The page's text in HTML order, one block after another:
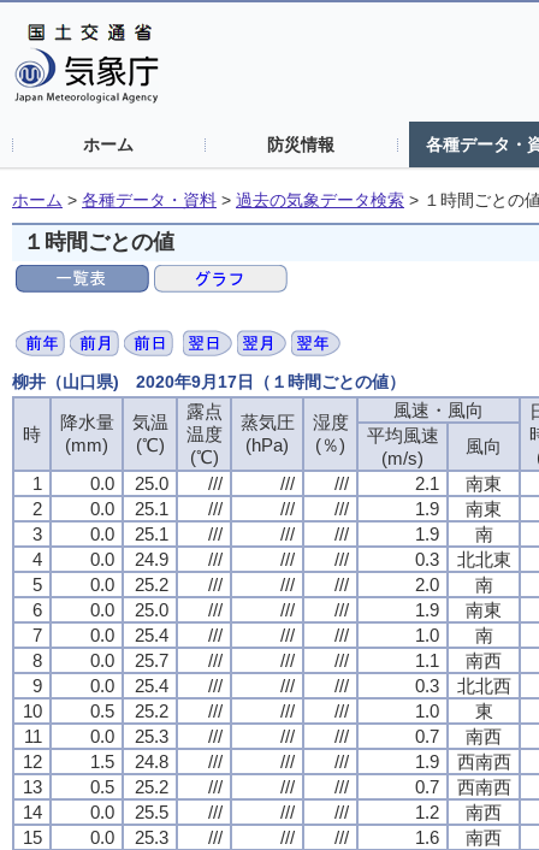
ホーム 防災情報 各種データ・
ホーム > 各種データ・資料 > 過去の気象データ検索 > １時間ごとの
１時間ごとの値
柳井（山口県) 2020年9月17日（１時間ごとの値）
時
降水量
(mm)
気温
(℃)
露点
温度
(℃)
蒸気圧
(hPa)
湿度
(％)
風速・風向
平均風速
(m/s)
風向
1
0.0 25.0 /// /// /// 2.1
南東
2
0.0 25.1 /// /// /// 1.9
南東
3
0.0 25.1 /// /// /// 1.9
南
4
0.0 24.9 /// /// /// 0.3
北北東
5
0.0 25.2 /// /// /// 2.0
南
6
0.0 25.0 /// /// /// 1.9
南東
7
0.0 25.4 /// /// /// 1.0
南
8
0.0 25.7 /// /// /// 1.1
南西
9
0.0 25.4 /// /// /// 0.3
北北西
10
0.5 25.2 /// /// /// 1.0
東
11
0.0 25.3 /// /// /// 0.7
南西
12
1.5 24.8 /// /// /// 1.9
西南西
13
0.5 25.2 /// /// /// 0.7
西南西
14
0.0 25.5 /// /// /// 1.2
南西
15
0.0 25.3 /// /// /// 1.6
南西
時
降水量
(mm)
気温
(℃)
露点
温度
(℃)
蒸気圧
(hPa)
湿度
(％)
風速・風向
平均風速
(m/s)
風向
1
0.0 25.0 /// /// /// 2.1
南東
2
0.0 25.1 /// /// /// 1.9
南東
3
0.0 25.1 /// /// /// 1.9
南
4
0.0 24.9 /// /// /// 0.3
北北東
5
0.0 25.2 /// /// /// 2.0
南
6
0.0 25.0 /// /// /// 1.9
南東
7
0.0 25.4 /// /// /// 1.0
南
8
0.0 25.7 /// /// /// 1.1
南西
9
0.0 25.4 /// /// /// 0.3
北北西
10
0.5 25.2 /// /// /// 1.0
東
11
0.0 25.3 /// /// /// 0.7
南西
12
1.5 24.8 /// /// /// 1.9
西南西
13
0.5 25.2 /// /// /// 0.7
西南西
14
0.0 25.5 /// /// /// 1.2
南西
15
0.0 25.3 /// /// /// 1.6
南西
時
降水量
(mm)
気温
(℃)
露点
温度
(℃)
蒸気圧
(hPa)
湿度
(％)
風速・風向
平均風速
(m/s)
風向
1
0.0 25.0 /// /// /// 2.1
南東
2
0.0 25.1 /// /// /// 1.9
南東
3
0.0 25.1 /// /// /// 1.9
南
4
0.0 24.9 /// /// /// 0.3
北北東
5
0.0 25.2 /// /// /// 2.0
南
6
0.0 25.0 /// /// /// 1.9
南東
7
0.0 25.4 /// /// /// 1.0
南
8
0.0 25.7 /// /// /// 1.1
南西
9
0.0 25.4 /// /// /// 0.3
北北西
10
0.5 25.2 /// /// /// 1.0
東
11
0.0 25.3 /// /// /// 0.7
南西
12
1.5 24.8 /// /// /// 1.9
西南西
13
0.5 25.2 /// /// /// 0.7
西南西
14
0.0 25.5 /// /// /// 1.2
南西
15
0.0 25.3 /// /// /// 1.6
南西
時
降水量
(mm)
気温
(℃)
露点
温度
(℃)
蒸気圧
(hPa)
湿度
(％)
風速・風向
平均風速
(m/s)
風向
1
0.0 25.0 /// /// /// 2.1
南東
2
0.0 25.1 /// /// /// 1.9
南東
3
0.0 25.1 /// /// /// 1.9
南
4
0.0 24.9 /// /// /// 0.3
北北東
5
0.0 25.2 /// /// /// 2.0
南
6
0.0 25.0 /// /// /// 1.9
南東
7
0.0 25.4 /// /// /// 1.0
南
8
0.0 25.7 /// /// /// 1.1
南西
9
0.0 25.4 /// /// /// 0.3
北北西
10
0.5 25.2 /// /// /// 1.0
東
11
0.0 25.3 /// /// /// 0.7
南西
12
1.5 24.8 /// /// /// 1.9
西南西
13
0.5 25.2 /// /// /// 0.7
西南西
14
0.0 25.5 /// /// /// 1.2
南西
15
0.0 25.3 /// /// /// 1.6
南西